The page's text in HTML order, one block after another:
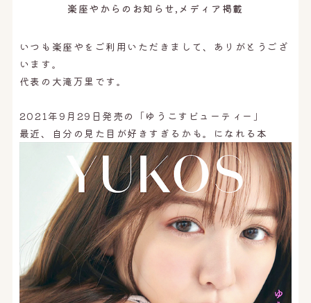
楽座やからのお知らせ,メディア掲載
いつも楽座やをご利用いただきまして、ありがとうござ
います。
代表の大滝万里です。
2021年9月29日発売の「ゆうこすビューティー」
最近、自分の見た目が好きすぎるかも。になれる本